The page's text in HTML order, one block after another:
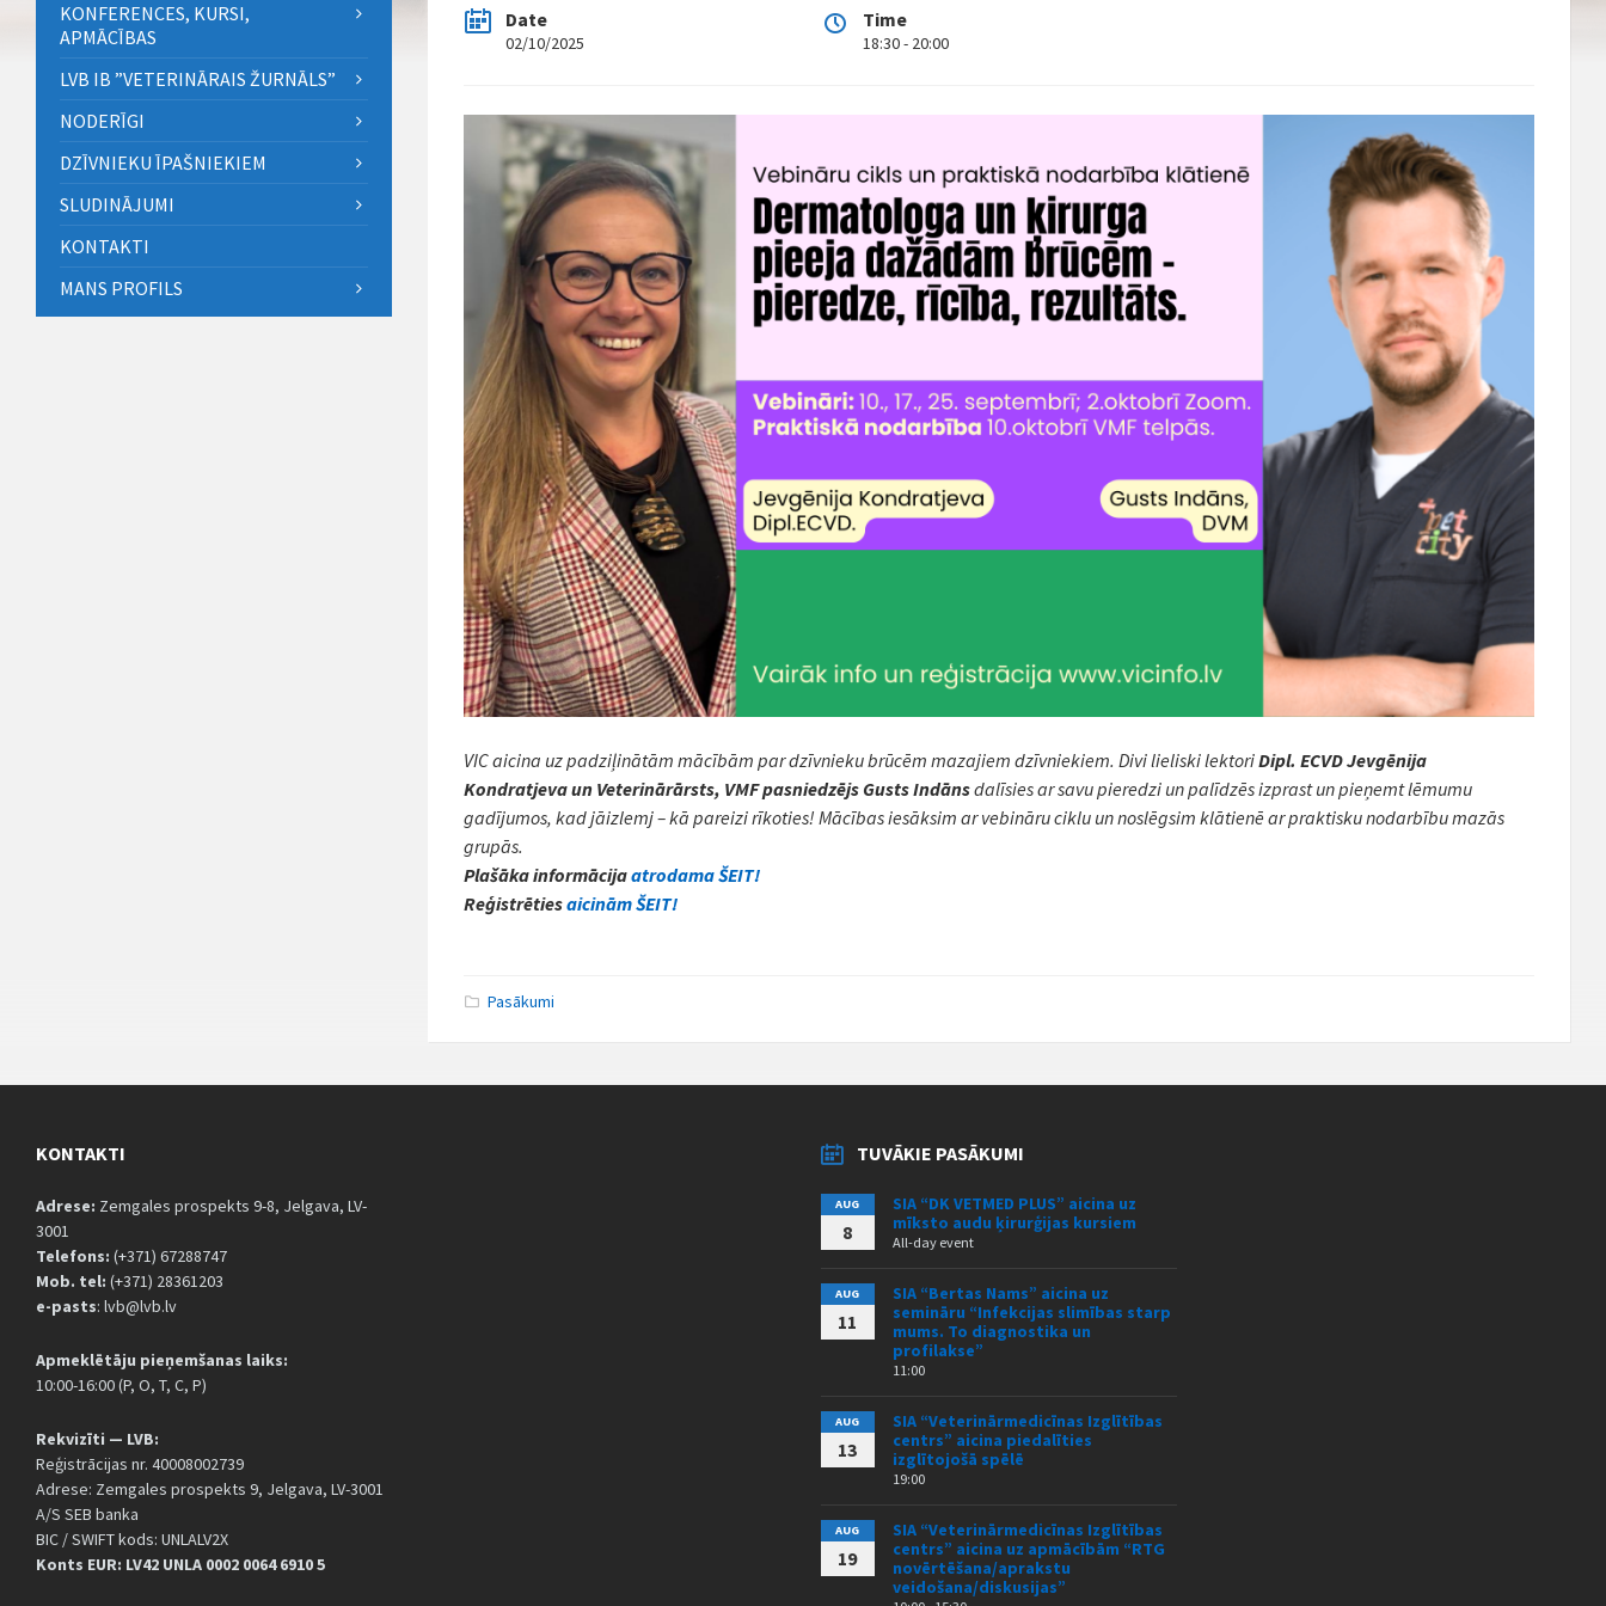
Date
02/10/2025
Time
18:30 - 20:00
VIC aicina uz padziļinātām mācībām par dzīvnieku brūcēm mazajiem dzīvniekiem. Divi lieliski lektoriDipl. ECVD Jevgēnija
Kondratjeva un Veterinārārsts, VMF pasniedzējs Gusts Indānsdalīsies ar savu pieredzi un palīdzēs izprast un pieņemt lēmumu
gadījumos, kad jāizlemj – kā pareizi rīkoties! Mācības iesāksim ar vebināru ciklu un noslēgsim klātienē ar praktisku nodarbību mazās
grupās.
Plašāka informācijaatrodama ŠEIT!
Reģistrētiesaicinām ŠEIT!
Pasākumi
KONFERENCES, KURSI,
APMĀCĪBAS
LVB IB ”VETERINĀRAIS ŽURNĀLS”
NODERĪGI
DZĪVNIEKU ĪPAŠNIEKIEM
SLUDINĀJUMI
KONTAKTI
MANS PROFILS
KONTAKTI
Adrese: Zemgales prospekts 9-8, Jelgava, LV-
3001
Telefons: (+371) 67288747
Mob. tel: (+371) 28361203
e-pasts: lvb@lvb.lv
Apmeklētāju pieņemšanas laiks:
10:00-16:00 (P, O, T, C, P)
Rekvizīti — LVB:
Reģistrācijas nr. 40008002739
Adrese: Zemgales prospekts 9, Jelgava, LV-3001
A/S SEB banka
BIC / SWIFT kods: UNLALV2X
Konts EUR: LV42 UNLA 0002 0064 6910 5
TUVĀKIE PASĀKUMI
AUG
8
SIA “DK VETMED PLUS” aicina uz
mīksto audu ķirurģijas kursiem
All-day event
AUG
11
SIA “Bertas Nams” aicina uz
semināru “Infekcijas slimības starp
mums. To diagnostika un
profilakse”
11:00
AUG
13
SIA “Veterinārmedicīnas Izglītības
centrs” aicina piedalīties
izglītojošā spēlē
19:00
AUG
19
SIA “Veterinārmedicīnas Izglītības
centrs” aicina uz apmācībām “RTG
novērtēšana/aprakstu
veidošana/diskusijas”